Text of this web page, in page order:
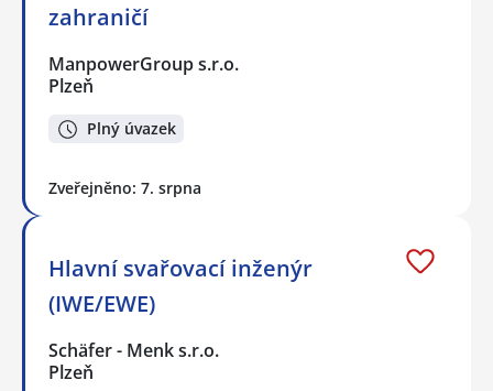
zahraničí
ManpowerGroup s.r.o.
Plzeň
Plný úvazek
Zveřejněno: 7. srpna
Hlavní svařovací inženýr
(IWE/EWE)
Schäfer - Menk s.r.o.
Plzeň